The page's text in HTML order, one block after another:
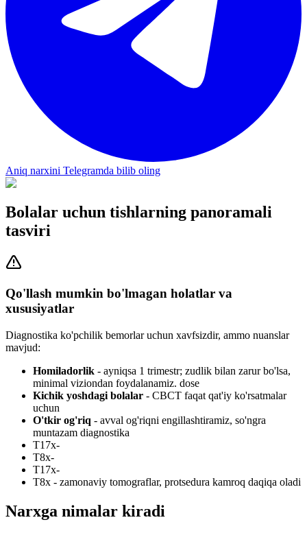
Aniq narxini Telegramda bilib oling
Bolalar uchun tishlarning panoramali
tasviri
Qo'llash mumkin bo'lmagan holatlar va
xususiyatlar
Diagnostika ko'pchilik bemorlar uchun xavfsizdir, ammo nuanslar
mavjud:
Homiladorlik - ayniqsa 1 trimestr; zudlik bilan zarur bo'lsa,
minimal viziondan foydalanamiz. dose
Kichik yoshdagi bolalar - CBCT faqat qat'iy ko'rsatmalar
uchun
O'tkir og'riq - avval og'riqni engillashtiramiz, so'ngra
muntazam diagnostika
T17x-
T8x-
T17x-
T8x - zamonaviy tomograflar, protsedura kamroq daqiqa oladi
Narxga nimalar kiradi